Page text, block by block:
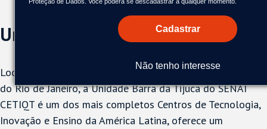
Cadastrar
Não tenho interesse
Unidade Barra
Localizada em um dos bairros mais modernos e dinâmicos
do Rio de Janeiro, a Unidade Barra da Tijuca do SENAI
CETIQT é um dos mais completos Centros de Tecnologia,
Inovação e Ensino da América Latina, oferece um